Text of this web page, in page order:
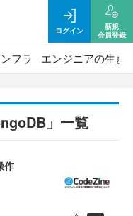
ログイン
新規
会員登録
フラ エンジニアの生き
」一覧
作